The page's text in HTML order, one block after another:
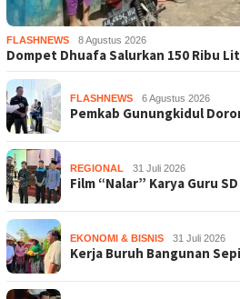
FLASHNEWS 8 Agustus 2026
Dompet Dhuafa Salurkan 150 Ribu
FLASHNEWS 6 Agustus 2026
Pemkab Gunungkidul
REGIONAL 31 Juli 2026
Film “Nalar” Karya Guru
EKONOMI & BISNIS 31 Juli 2026
Kerja Buruh Bangunan